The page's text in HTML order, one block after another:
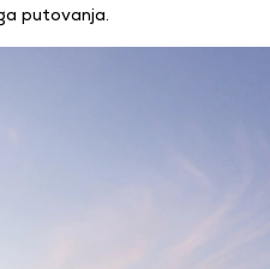
putovanja.